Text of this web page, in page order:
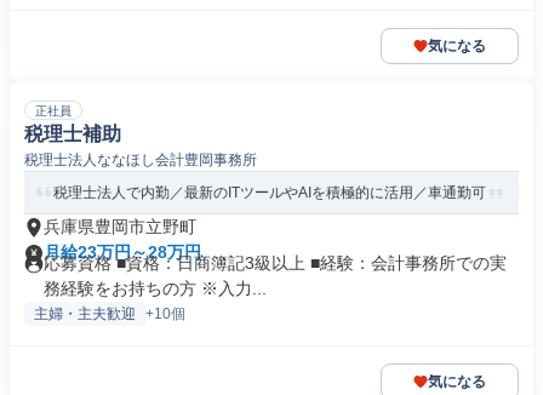
気になる
正社員
税理士補助
税理士法人ななほし会計豊岡事務所
税理士法人で内勤／最新のITツールやAIを積極的に活用／車通勤可
兵庫県豊岡市立野町
月給23万円～28万円
応募資格 ■資格：日商簿記3級以上 ■経験：会計事務所での実
務経験をお持ちの方 ※入力...
主婦・主夫歓迎 +10個
気になる